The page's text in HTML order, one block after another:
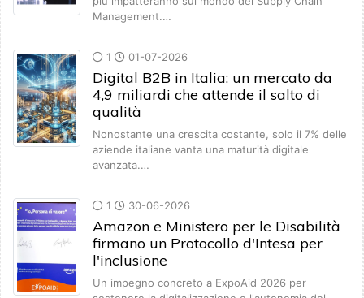
Management.…
1 01-07-2026
Digital B2B in Italia: un mercato da
4,9 miliardi che attende il salto di
qualità
Nonostante una crescita costante, solo il 7% delle
aziende italiane vanta una maturità digitale
avanzata.…
1 30-06-2026
Amazon e Ministero per le Disabilità
firmano un Protocollo d'Intesa per
l'inclusione
Un impegno concreto a ExpoAid 2026 per